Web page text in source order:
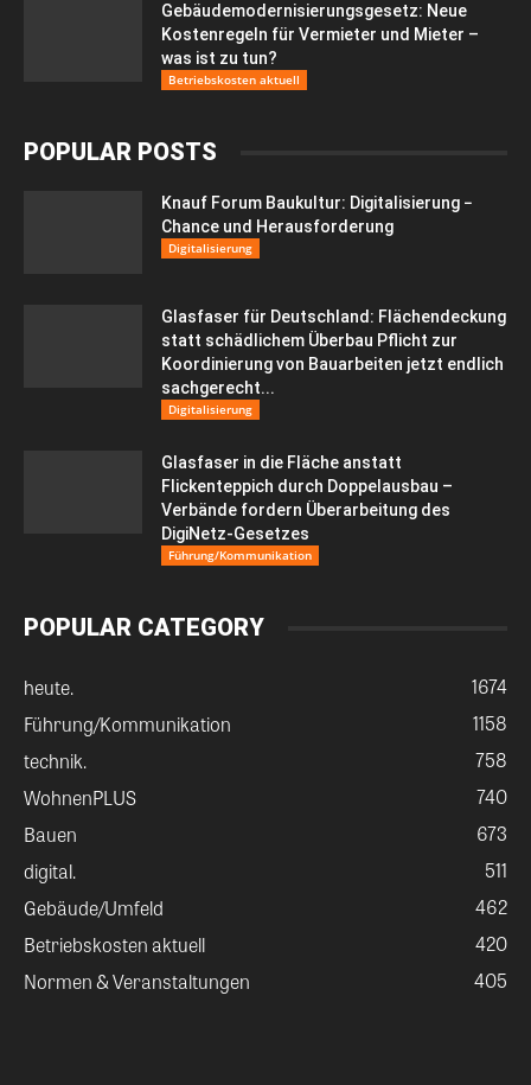
Gebäudemodernisierungsgesetz: Neue
Kostenregeln für Vermieter und Mieter –
was ist zu tun?
Betriebskosten aktuell
POPULAR POSTS
Knauf Forum Baukultur: Digitalisierung −
Chance und Herausforderung
Digitalisierung
Glasfaser für Deutschland: Flächendeckung
statt schädlichem Überbau Pflicht zur
Koordinierung von Bauarbeiten jetzt endlich
sachgerecht...
Digitalisierung
Glasfaser in die Fläche anstatt
Flickenteppich durch Doppelausbau –
Verbände fordern Überarbeitung des
DigiNetz-Gesetzes
Führung/Kommunikation
POPULAR CATEGORY
heute.
1674
Führung/Kommunikation
1158
technik.
758
WohnenPLUS
740
Bauen
673
digital.
511
Gebäude/Umfeld
462
Betriebskosten aktuell
420
Normen & Veranstaltungen
405